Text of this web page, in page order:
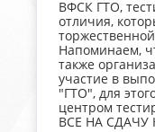
ВФСК ГТО,
отличия,
Напоминаем,
также
участие в
"ГТО", для
центром
ВСЕ НА СДАЧУ